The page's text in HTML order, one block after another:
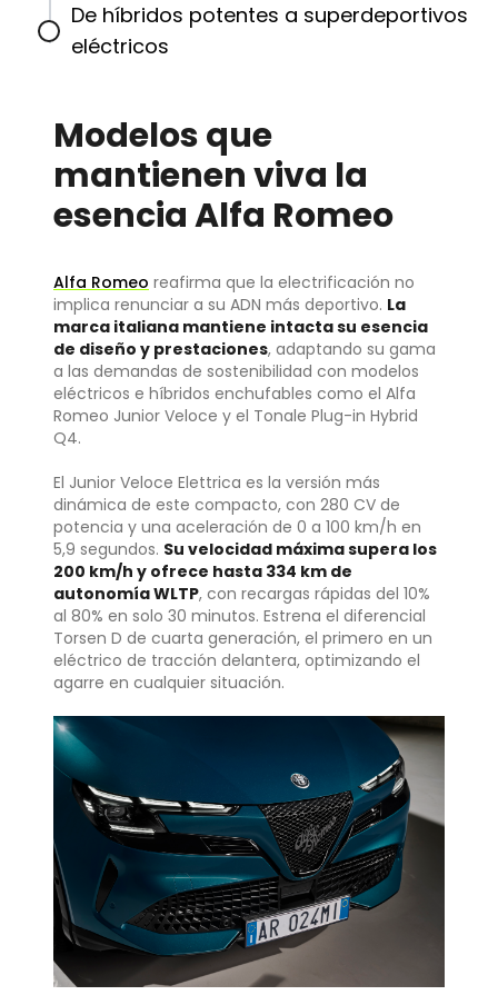
De híbridos potentes a superdeportivos
eléctricos
Modelos que
mantienen viva la
esencia Alfa Romeo
Alfa Romeo reafirma que la electrificación no
implica renunciar a su ADN más deportivo. La
marca italiana mantiene intacta su esencia
de diseño y prestaciones, adaptando su gama
a las demandas de sostenibilidad con modelos
eléctricos e híbridos enchufables como el Alfa
Romeo Junior Veloce y el Tonale Plug-in Hybrid
Q4.
El Junior Veloce Elettrica es la versión más
dinámica de este compacto, con 280 CV de
potencia y una aceleración de 0 a 100 km/h en
5,9 segundos. Su velocidad máxima supera los
200 km/h y ofrece hasta 334 km de
autonomía WLTP, con recargas rápidas del 10%
al 80% en solo 30 minutos. Estrena el diferencial
Torsen D de cuarta generación, el primero en un
eléctrico de tracción delantera, optimizando el
agarre en cualquier situación.